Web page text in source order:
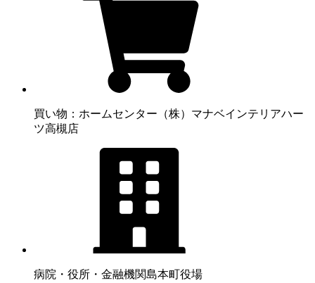
買い物：ホームセンター （株）マナベインテリアハー
ツ高槻店
病院・役所・金融機関島本町役場